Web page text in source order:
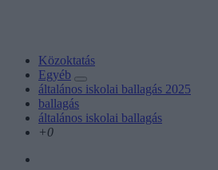
Közoktatás
Egyéb
általános iskolai ballagás 2025
ballagás
általános iskolai ballagás
+0